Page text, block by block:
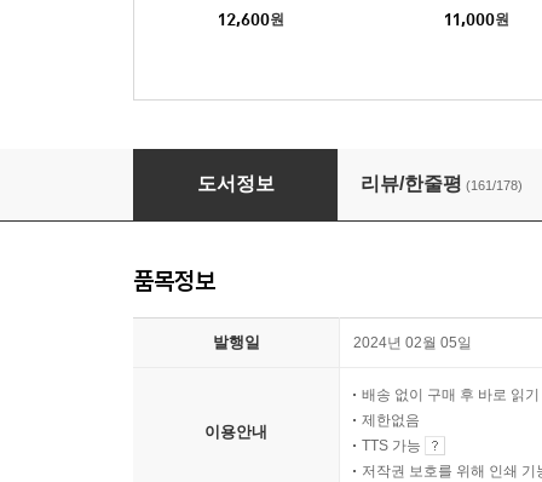
12,600원 11,000원
게임 체인저
도서정보 리뷰/한줄평 (161/178)
품목정보
발행일 2024년 02월 05일
이용안내
배송 없이 구매 후 바로 읽기
제한없음
TTS 가능
저작권 보호를 위해 인쇄 기